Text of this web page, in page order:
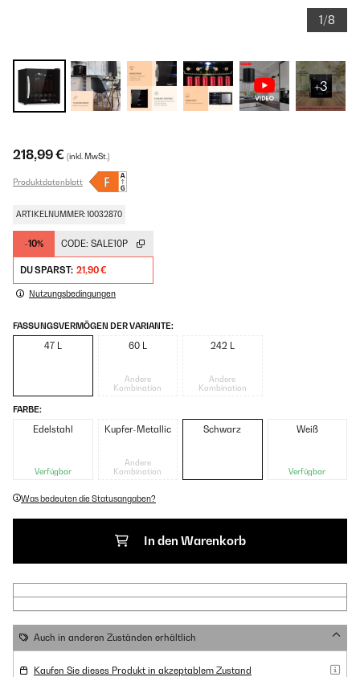
1/8
+3
218,99 € (inkl. MwSt.)
Produktdatenblatt
ARTIKELNUMMER: 10032870
-10% CODE: SALE10P
DU SPARST: 21,90 €
Nutzungsbedingungen
FASSUNGSVERMÖGEN DER VARIANTE:
47 L 60 L
Andere
Kombination
242 L
Andere
Kombination
FARBE:
Edelstahl
Verfügbar
Kupfer-Metallic
Andere
Kombination
Schwarz Weiß
Verfügbar
Was bedeuten die Statusangaben?
In den Warenkorb
Auch in anderen Zuständen erhältlich
Kaufen Sie dieses Produkt in akzeptablem Zustand